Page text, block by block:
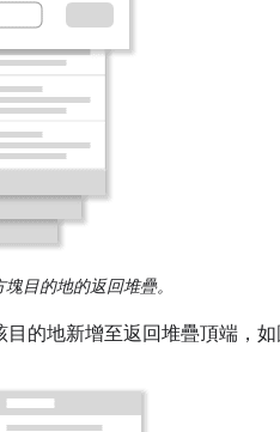
目的地的返回堆疊。
的地新增至返回堆疊頂端，如